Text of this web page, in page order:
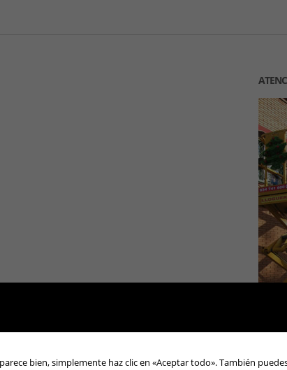
bien, simplemente haz clic en «Aceptar todo». También